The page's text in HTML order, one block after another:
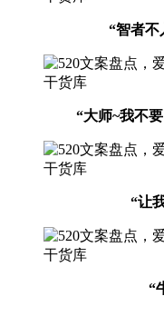
“智者不
“大师~我不
“让
“